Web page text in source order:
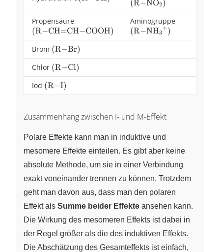
(R−NOX
2 )
Propensäure
CH=CH-
COOH})
(R−CH=CH−COOH)
Aminogruppe
(R−NHX
3X
+)
Brom (\ce{R-
Br})
(R−Br)
Chlor (\ce{R-
Cl})
(R−Cl)
Iod (\ce{R-
I})
(R−I)
Zusammenhang zwischen I- und M-Effekt
Polare Effekte kann man in induktive und
mesomere Effekte einteilen. Es gibt aber keine
absolute Methode, um sie in einer Verbindung
exakt voneinander trennen zu können. Trotzdem
geht man davon aus, dass man den polaren
Effekt als Summe beider Effekte ansehen kann.
Die Wirkung des mesomeren Effekts ist dabei in
der Regel größer als die des induktiven Effekts.
Die Abschätzung des Gesamteffekts ist einfach,